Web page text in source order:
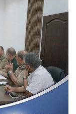
اجتماعات
و
إنجازات
برامج
توعوية
الخدمات
الإلكترونية
صور
وفيديو
مجلة
أصداء
إعلانات